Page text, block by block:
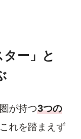
ー」と
が持つ3つの
れを踏まえず